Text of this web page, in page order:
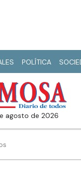
POLÍTICA
agosto de 2026